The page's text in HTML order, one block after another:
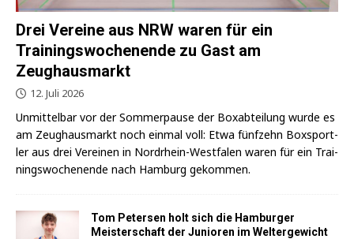
Drei Vereine aus NRW waren für ein
Trainingswochenende zu Gast am
Zeughausmarkt
12. Juli 2026
Unmit­tel­bar vor der Som­mer­pau­se der Box­ab­tei­lung wur­de es
am Zeug­haus­markt noch ein­mal voll: Etwa fünf­zehn Box­sport­
ler aus drei Ver­ei­nen in Nord­rhein-West­fa­len waren für ein Trai­
nings­wo­chen­en­de nach Ham­burg gekommen.
Tom Petersen holt sich die Hamburger
Meisterschaft der Junioren im Weltergewicht